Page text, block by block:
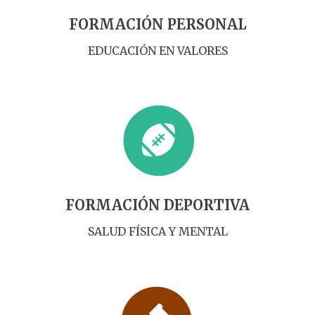
FORMACIÓN PERSONAL
EDUCACIÓN EN VALORES
FORMACIÓN DEPORTIVA
SALUD FÍSICA Y MENTAL